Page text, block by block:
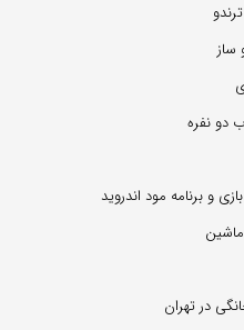
ساز
دو نفره
و برنامه مود اندروید
در تهران